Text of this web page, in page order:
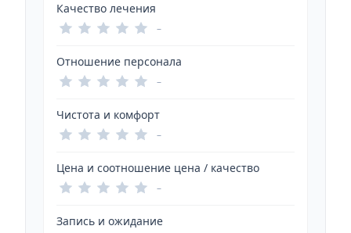
Качество лечения
–
Отношение персонала
–
Чистота и комфорт
–
Цена и соотношение цена / качество
–
Запись и ожидание